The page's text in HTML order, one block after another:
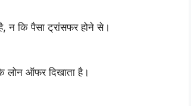
न कि पैसा ट्रांसफर होने से।
लोन ऑफर दिखाता है।